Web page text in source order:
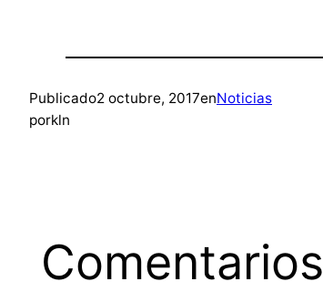
Publicado2 octubre, 2017enNoticias
porkln
Comentarios